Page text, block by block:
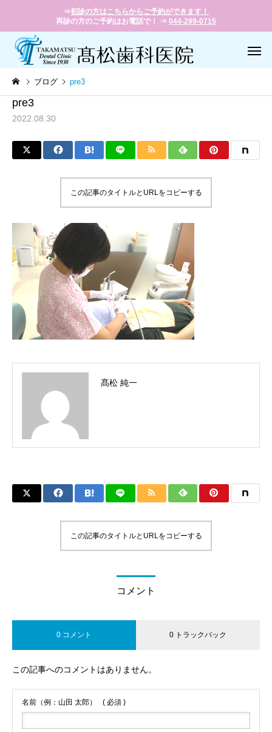
⇒初診の方はこちらからご予約ができます！
再診の方のご予約はお電話で！ ⇒ 044-299-0715
歯周病治療
ブログ pre3
pre3
2022.08.30
この記事のタイトルとURLをコピーする
髙松 純一
この記事のタイトルとURLをコピーする
コメント
0 コメント 0 トラックバック
この記事へのコメントはありません。
名前（例：山田 太郎） ( 必須 )